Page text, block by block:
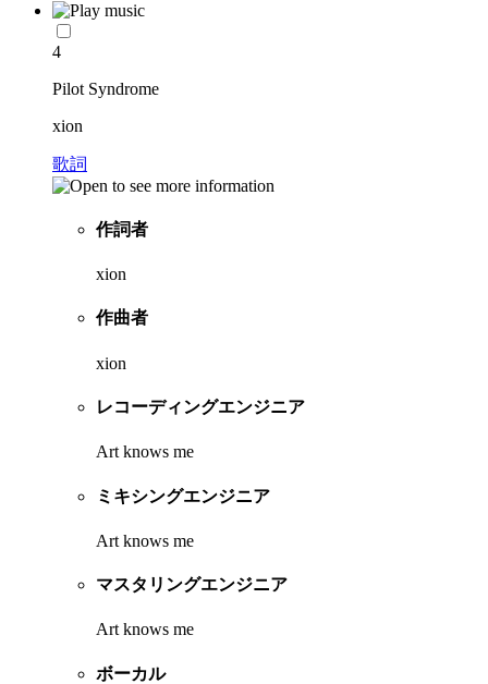
4
Pilot Syndrome
xion
歌詞
作詞者
xion
作曲者
xion
レコーディングエンジニア
Art knows me
ミキシングエンジニア
Art knows me
マスタリングエンジニア
Art knows me
ボーカル